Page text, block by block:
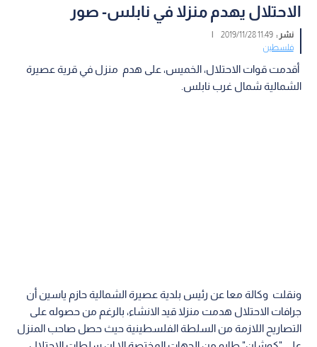
الاحتلال يهدم منزلا في نابلس- صور
نشر :11:49 2019/11/28
|
فلسطين
أقدمت قوات الاحتلال، الخميس، على هدم منزل في قرية عصيرة
الشمالية شمال غرب نابلس.
ونقلت وكالة معا عن رئيس بلدية عصيرة الشمالية حازم ياسين أن
جرافات الاحتلال هدمت منزلا قيد الانشاء، بالرغم من حصوله على
التصاريح اللازمة من السلطة الفلسطينية حيث حصل صاحب المنزل